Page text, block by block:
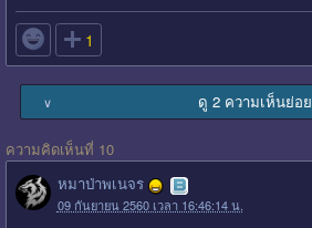
 1
∨ ดู 2 ความเห็นย่อย
ความคิดเห็นที่ 10
หมาป่าพเนจร
09 กันยายน 2560 เวลา 16:46:14 น.